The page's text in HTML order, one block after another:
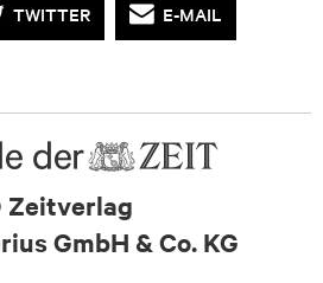
TWITTER E-MAIL
GmbH & Co. KG